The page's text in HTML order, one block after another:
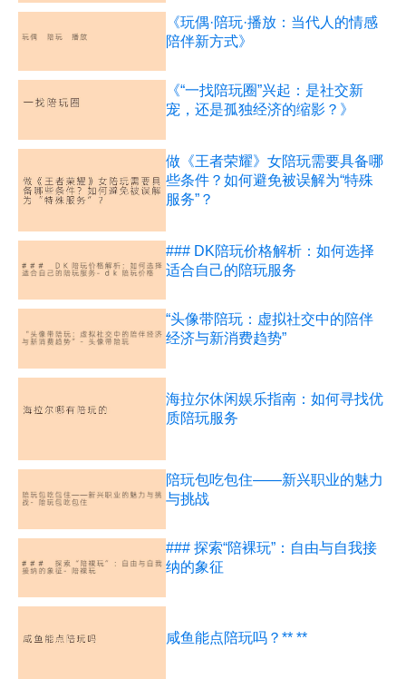
《玩偶·陪玩·播放：当代人的情感
陪伴新方式》
《“一找陪玩圈”兴起：是社交新
宠，还是孤独经济的缩影？》
做《王者荣耀》女陪玩需要具备哪
些条件？如何避免被误解为“特殊
服务”？
### DK陪玩价格解析：如何选择
适合自己的陪玩服务
“头像带陪玩：虚拟社交中的陪伴
经济与新消费趋势”
海拉尔休闲娱乐指南：如何寻找优
质陪玩服务
陪玩包吃包住——新兴职业的魅力
与挑战
### 探索“陪裸玩”：自由与自我接
纳的象征
咸鱼能点陪玩吗？** **